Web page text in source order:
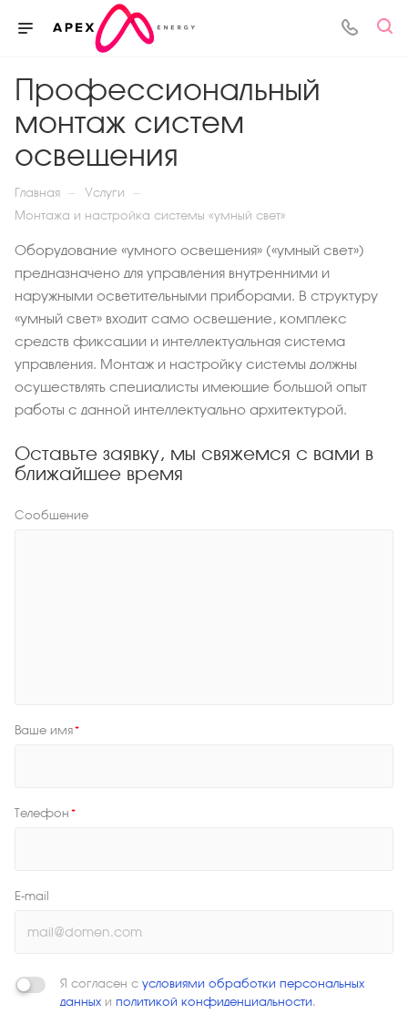
Профессиональный
монтаж систем
освещения
Главная — Услуги —
Монтажа и настройка системы «умный свет»
Оборудование «умного освещения» («умный свет»)
предназначено для управления внутренними и
наружными осветительными приборами. В структуру
«умный свет» входит само освещение, комплекс
средств фиксации и интеллектуальная система
управления. Монтаж и настройку системы должны
осуществлять специалисты имеющие большой опыт
работы с данной интеллектуально архитектурой.
Оставьте заявку, мы свяжемся с вами в
ближайшее время
Сообщение
Ваше имя*
Телефон *
E-mail
Я согласен с условиями обработки персональных
данных и политикой конфиденциальности.